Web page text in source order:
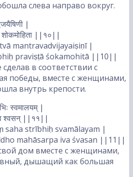
слева направо вокруг.
|
शोकमोहिता ||१०||
mantravadvijayaiṣiṇī |
praviṣṭā śokamohitā ||10||
в соответствии с
победы, вместе с женщинами,
внутрь крепости.
स्वमालयम् |
इव श्वसन् ||११||
saha strībhiḥ svamālayam |
mahāsarpa iva śvasan ||11||
дом вместе с женщинами,
дышащий как большая